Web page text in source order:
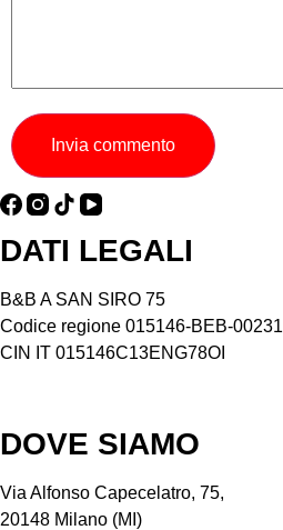
Invia commento
DATI LEGALI
B&B A SAN SIRO 75
Codice regione 015146-BEB-00231
CIN IT 015146C13ENG78OI
DOVE SIAMO
Via Alfonso Capecelatro, 75,
20148 Milano (MI)